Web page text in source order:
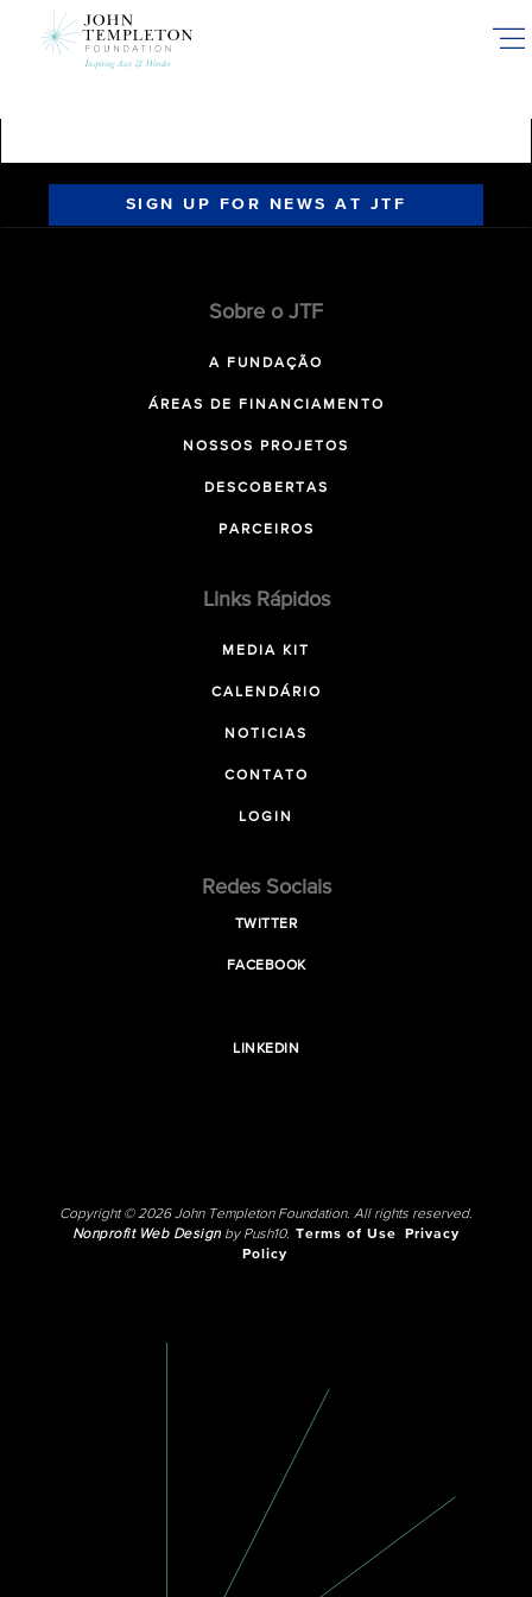
SIGN UP FOR NEWS AT JTF
Sobre o JTF
A FUNDAÇÃO
ÁREAS DE FINANCIAMENTO
NOSSOS PROJETOS
DESCOBERTAS
PARCEIROS
Links Rápidos
MEDIA KIT
CALENDÁRIO
NOTICIAS
CONTATO
LOGIN
Redes Sociais
TWITTER
FACEBOOK
LINKEDIN
Copyright © 2026 John Templeton Foundation. All rights reserved.
Nonprofit Web Designby Push10. Terms of Use
Privacy
Policy